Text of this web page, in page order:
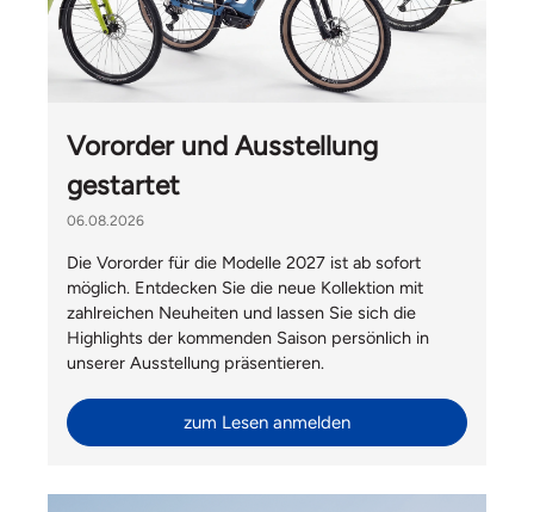
Vororder und Ausstellung
gestartet
06.08.2026
Die Vororder für die Modelle 2027 ist ab sofort
möglich. Entdecken Sie die neue Kollektion mit
zahlreichen Neuheiten und lassen Sie sich die
Highlights der kommenden Saison persönlich in
unserer Ausstellung präsentieren.
zum Lesen anmelden